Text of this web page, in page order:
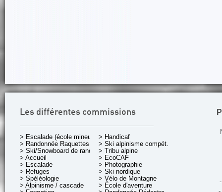
Les différentes commissions
> Escalade (école mineurs)
> Randonnée Raquettes
> Ski/Snowboard de rando.
> Accueil
> Escalade
> Refuges
> Spéléologie
> Alpinisme / cascade
> Handicaf
> Ski alpinisme compét.
> Tribu alpine
> EcoCAF
> Photographie
> Ski nordique
> Vélo de Montagne
> École d'aventure